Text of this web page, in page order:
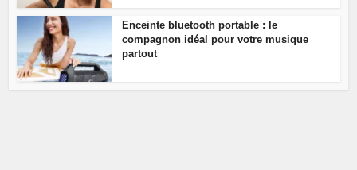
Enceinte bluetooth portable : le
compagnon idéal pour votre musique
partout